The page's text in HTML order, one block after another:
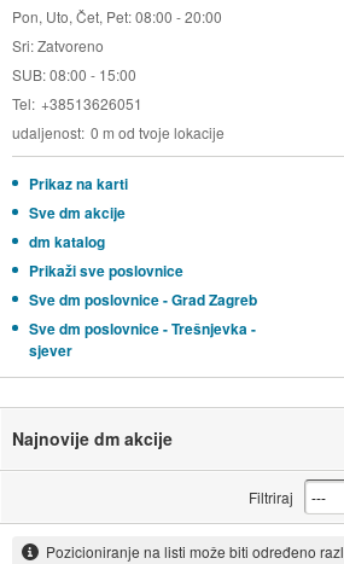
Pon, Uto, Čet, Pet: 08:00 - 20:00
Sri: Zatvoreno
SUB: 08:00 - 15:00
Tel +38513626051
udaljenost 0 m od tvoje lokacije
Prikaz na karti
Sve dm akcije
dm katalog
Prikaži sve poslovnice
Sve dm poslovnice - Grad Zagreb
Sve dm poslovnice - Trešnjevka -
sjever
Najnovije dm akcije
Filtriraj
Pozicioniranje na listi može biti određeno